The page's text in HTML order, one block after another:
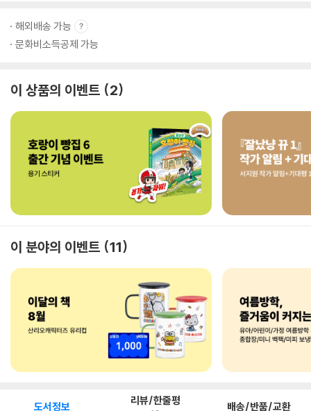
해외배송 가능
문화비소득공제 가능
이 상품의 이벤트 2
이 분야의 이벤트 11
도서정보 리뷰/한줄평 배송/반품/교환